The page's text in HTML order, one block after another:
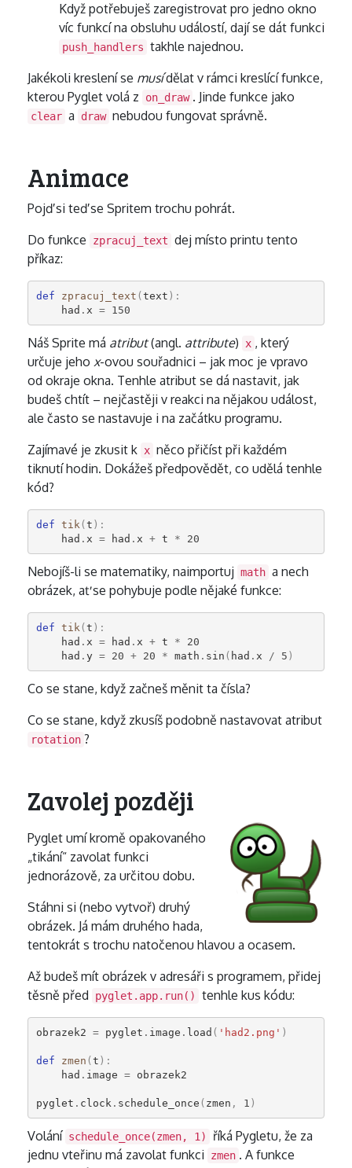
Když potřebuješ zaregistrovat pro jedno okno
víc funkcí na obsluhu událostí, dají se dát funkci
push_handlers takhle najednou.
Jakékoli kreslení se musídělat v rámci kreslící funkce,
kterou Pyglet volá z
on_draw . Jinde funkce jako
clear a draw nebudou fungovat správně.
Animace
Pojď si teď se Spritem trochu pohrát.
Do funkce
zpracuj_text dej místo printu tento
příkaz:
def zpracuj_text (text ):
had . x = 150
Náš Sprite má atribut(angl. attribute) x , který
určuje jeho x-ovou souřadnici – jak moc je vpravo
od okraje okna. Tenhle atribut se dá nastavit, jak
budeš chtít – nejčastěji v reakci na nějakou událost,
ale často se nastavuje i na začátku programu.
Zajímavé je zkusit k x něco přičíst při každém
tiknutí hodin. Dokážeš předpovědět, co udělá tenhle
kód?
def tik (t ):
had . x = had . x + t * 20
Nebojíš-li se matematiky, naimportuj math a nech
obrázek, ať se pohybuje podle nějaké funkce:
def tik (t ):
had . x = had . x + t *
20
had . y = 20 + 20 * math . sin ( had . x / 5 )
Co se stane, když začneš měnit ta čísla?
Co se stane, když zkusíš podobně nastavovat atribut
rotation ?
Zavolej později
Pyglet umí kromě opakovaného
„tikání“ zavolat funkci
jednorázově, za určitou dobu.
Stáhni si (nebo vytvoř) druhý
obrázek. Já mám druhého hada,
tentokrát s trochu natočenou hlavou a ocasem.
Až budeš mít obrázek v adresáři s programem, přidej
těsně před
pyglet.app.run() tenhle kus kódu:
obrazek2 = pyglet . image . load ( 'had2.png' )
def zmen (t ):
had . image = obrazek2
pyglet . clock . schedule_once ( zmen , 1 )
Volání schedule_once(zmen, 1)
říká Pygletu, že za
jednu vteřinu má zavolat funkci
zmen . A funkce